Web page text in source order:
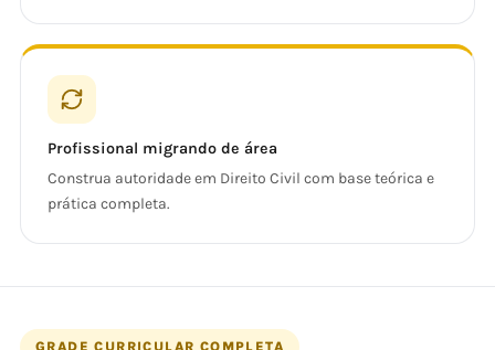
Profissional migrando de área
Construa autoridade em Direito Civil com base teórica e
prática completa.
GRADE CURRICULAR COMPLETA